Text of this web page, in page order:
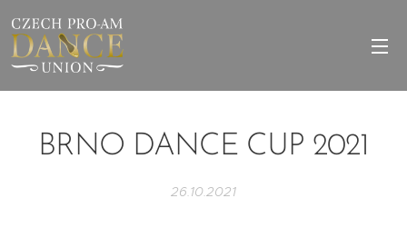
BRNO DANCE CUP 2021
26.10.2021